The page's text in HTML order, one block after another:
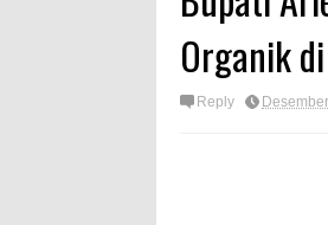
Organik
Reply